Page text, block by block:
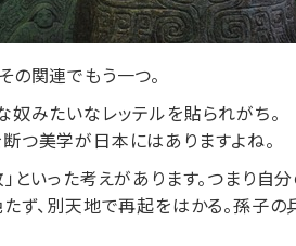
の関連でもう一つ。
奴みたいなレッテルを貼られがち。
つ美学が日本にはありますよね。
といった考えがあります。つまり
ず、別天地で再起をはかる。孫子